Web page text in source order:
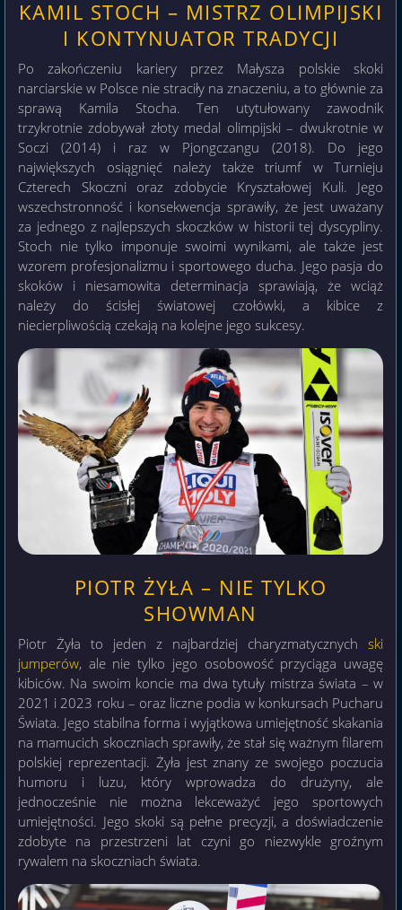
KAMIL STOCH – MISTRZ OLIMPIJSKI
I KONTYNUATOR TRADYCJI
Po zakończeniu kariery przez Małysza polskie skoki
narciarskie w Polsce nie straciły na znaczeniu, a to głównie za
sprawą Kamila Stocha. Ten utytułowany zawodnik
trzykrotnie zdobywał złoty medal olimpijski – dwukrotnie w
Soczi (2014) i raz w Pjongczangu (2018). Do jego
największych osiągnięć należy także triumf w Turnieju
Czterech Skoczni oraz zdobycie Kryształowej Kuli. Jego
wszechstronność i konsekwencja sprawiły, że jest uważany
za jednego z najlepszych skoczków w historii tej dyscypliny.
Stoch nie tylko imponuje swoimi wynikami, ale także jest
wzorem profesjonalizmu i sportowego ducha. Jego pasja do
skoków i niesamowita determinacja sprawiają, że wciąż
należy do ścisłej światowej czołówki, a kibice z
niecierpliwością czekają na kolejne jego sukcesy.
PIOTR ŻYŁA – NIE TYLKO
SHOWMAN
Piotr Żyła to jeden z najbardziej charyzmatycznych ski
jumperów, ale nie tylko jego osobowość przyciąga uwagę
kibiców. Na swoim koncie ma dwa tytuły mistrza świata – w
2021 i 2023 roku – oraz liczne podia w konkursach Pucharu
Świata. Jego stabilna forma i wyjątkowa umiejętność skakania
na mamucich skoczniach sprawiły, że stał się ważnym filarem
polskiej reprezentacji. Żyła jest znany ze swojego poczucia
humoru i luzu, który wprowadza do drużyny, ale
jednocześnie nie można lekceważyć jego sportowych
umiejętności. Jego skoki są pełne precyzji, a doświadczenie
zdobyte na przestrzeni lat czyni go niezwykle groźnym
rywalem na skoczniach świata.